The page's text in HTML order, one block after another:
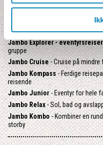
OPPDAG VÅRE ULIKE TYPER
- Rundreise med
Jambo Safari- Safarireiser med
Jambo Explorer - eventyrsreiser
gruppe
Jambo Cruise- Cruise på mindre
Jambo Kompass- Ferdige
reisende
Jambo Junior- Eventyr for hele
Jambo Relax- Sol, bad og
Jambo Kombo- Kombiner en
storby